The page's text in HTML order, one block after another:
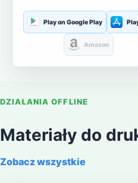
Play on Google Play
Amazon
DZIAŁANIA OFFLINE
Materiały do
Zobacz wszystkie